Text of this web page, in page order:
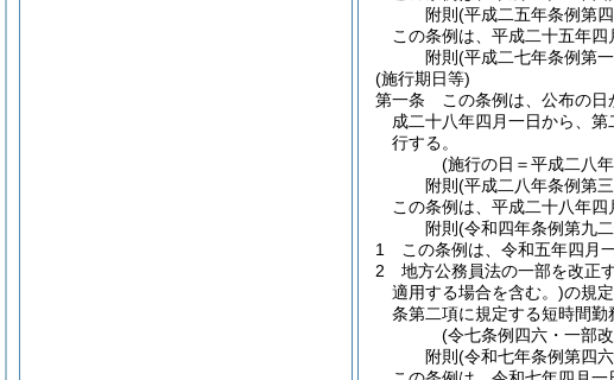
附則 (平成二五年条例第
この条例は、平成二十五年四
附則 (平成二七年条例第
(施行期日等)
第一条
この条例は、公布の日
成二十八年四月一日から、第
行する。
(施行の日＝平成二八
附則 (平成二八年条例第
この条例は、平成二十八年四
附則 (令和四年条例第九
1
この条例は、令和五年四月
2
地方公務員法の一部を改正
適用する場合を含む。)の規
条第二項に規定する短時間勤
(令七条例四六・一部
附則 (令和七年条例第四